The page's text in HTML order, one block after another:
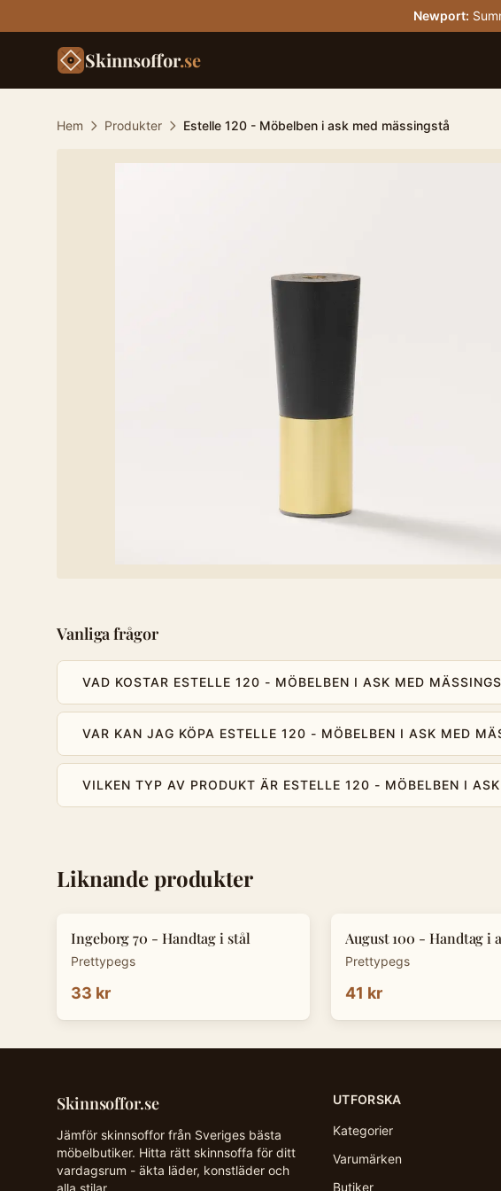
Newport:
Skinnsoffor.se
Hem Produkter Estelle 120 - Möbelben i ask med mässingstå
Vanliga frågor
VAD KOSTAR ESTELLE 120 - MÖBELBEN I ASK MED
VAR KAN JAG KÖPA ESTELLE 120 - MÖBELBEN I ASK MED
VILKEN TYP AV PRODUKT ÄR ESTELLE 120 - MÖBELBEN I
Liknande produkter
Ingeborg 70 - Handtag i stål
Prettypegs
33 kr
August 100 - Handtag i
Prettypegs
41 kr
Skinnsoffor.se
Jämför skinnsoffor från Sveriges bästa
möbelbutiker. Hitta rätt skinnsoffa för ditt
vardagsrum - äkta läder, konstläder och
alla stilar.
UTFORSKA
Kategorier
Varumärken
Butiker